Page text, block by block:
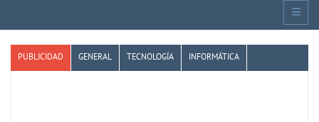
PUBLICIDAD GENERAL TECNOLOGÍA INFORMÁTICA